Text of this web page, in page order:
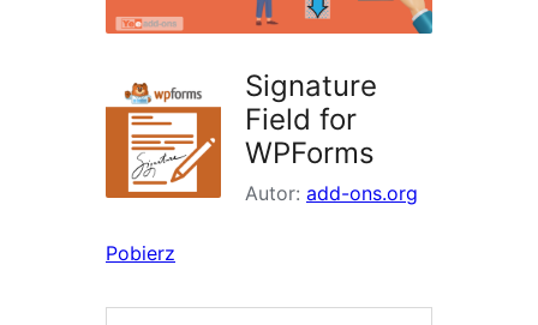
Signature
Field for
WPForms
Autor: add-ons.org
Pobierz